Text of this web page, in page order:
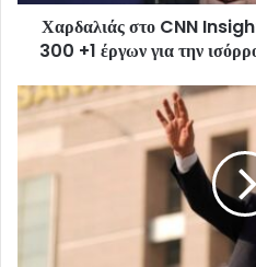
Χαρδαλιάς στο CNN
300 +1 έργων για την